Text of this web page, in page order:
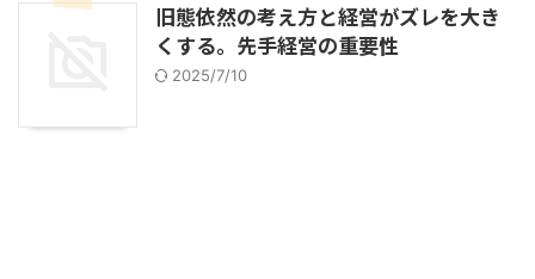
旧態依然の考え方と経営がズレを大き
くする。先手経営の重要性
2025/7/10